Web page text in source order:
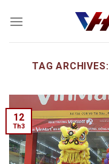
TAG ARCHIVES:
12
Th3